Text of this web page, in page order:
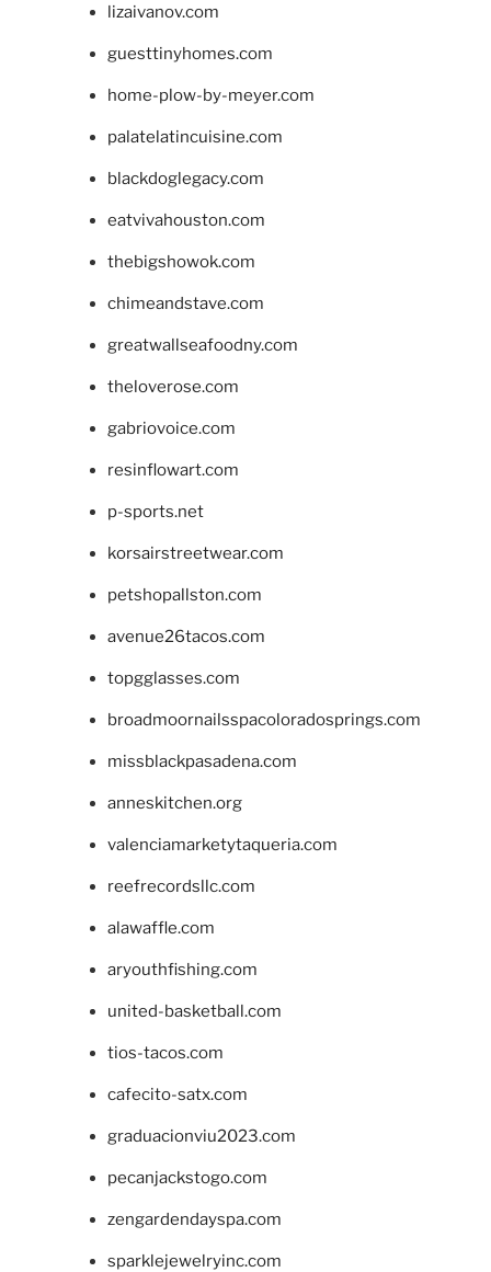
lizaivanov.com
guesttinyhomes.com
home-plow-by-meyer.com
palatelatincuisine.com
blackdoglegacy.com
eatvivahouston.com
thebigshowok.com
chimeandstave.com
greatwallseafoodny.com
theloverose.com
gabriovoice.com
resinflowart.com
p-sports.net
korsairstreetwear.com
petshopallston.com
avenue26tacos.com
topgglasses.com
broadmoornailsspacoloradosprings.com
missblackpasadena.com
anneskitchen.org
valenciamarketytaqueria.com
reefrecordsllc.com
alawaffle.com
aryouthfishing.com
united-basketball.com
tios-tacos.com
cafecito-satx.com
graduacionviu2023.com
pecanjackstogo.com
zengardendayspa.com
sparklejewelryinc.com